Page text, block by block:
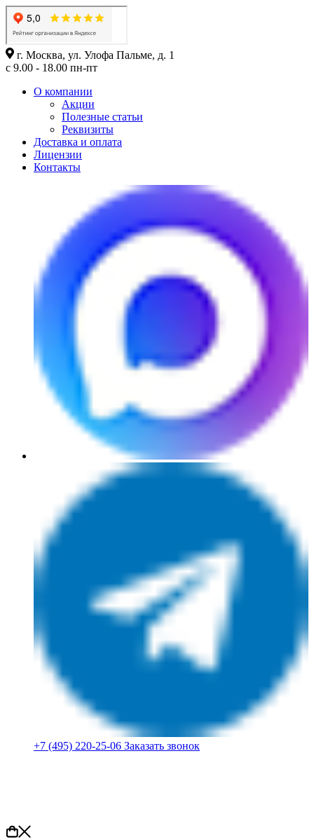
г. Москва, ул. Улофа Пальме, д. 1
с 9.00 - 18.00 пн-пт
О компании
Акции
Полезные статьи
Реквизиты
Доставка и оплата
Лицензии
Контакты
+7 (495) 220-25-06 Заказать звонок